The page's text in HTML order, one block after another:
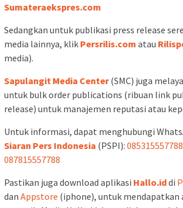
Sumateraekspres.com
Sedangkan untuk publikasi press release
media lainnya, klik Persrilis.com atau
media).
Sapulangit Media Center(SMC) juga
untuk bulk order publications (ribuan link
release) untuk manajemen reputasi atau
Untuk informasi, dapat menghubungi
Siaran Pers Indonesia (PSPI): 085315557788
087815557788
Pastikan juga download aplikasi Hallo.iddi
dan Appstore (iphone), untuk mendapatkan